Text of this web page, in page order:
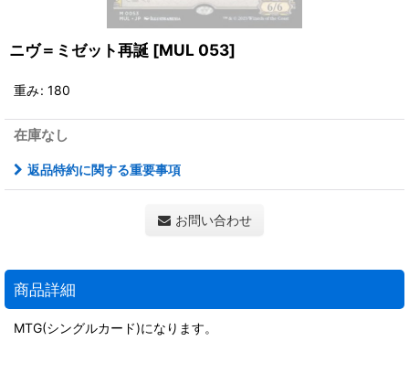
ニヴ＝ミゼット再誕 [MUL 053]
重み: 180
在庫なし
返品特約に関する重要事項
お問い合わせ
商品詳細
MTG(シングルカード)になります。